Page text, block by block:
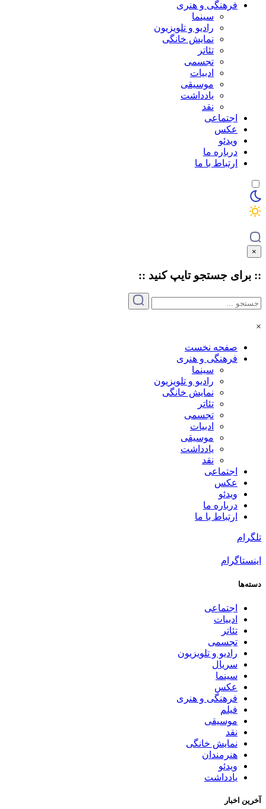
فرهنگی و هنری
سینما
رادیو و تلویزیون
نمایش خانگی
تئاتر
تجسمی
ادبیات
موسیقی
یادداشت
نقد
اجتماعی
عکس
ویدئو
درباره ما
ارتباط با ما
×
:: برای جستجو تایپکنید ::
×
صفحه نخست
فرهنگی و هنری
سینما
رادیو و تلویزیون
نمایش خانگی
تئاتر
تجسمی
ادبیات
موسیقی
یادداشت
نقد
اجتماعی
عکس
ویدئو
درباره ما
ارتباط با ما
تلگرام
اینستاگرام
دسته‌ها
اجتماعی
ادبیات
تئاتر
تجسمی
رادیو و تلویزیون
سریال
سینما
عکس
فرهنگی و هنری
فیلم
موسیقی
نقد
نمایش خانگی
هنرمندان
ویدئو
یادداشت
آخرین اخبار